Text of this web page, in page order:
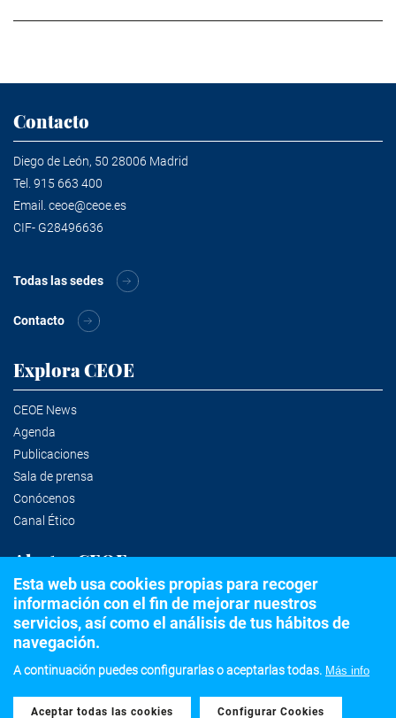
Contacto
Diego de León, 50 28006 Madrid
Tel. 915 663 400
Email. ceoe@ceoe.es
CIF- G28496636
Todas las sedes
Contacto
Explora CEOE
CEOE News
Agenda
Publicaciones
Sala de prensa
Conócenos
Canal Ético
Alertas CEOE
Suscríbete a la newsletter
©2020 Confederación Española de Organizaciones Empresariales
Esta web usa cookies propias para recoger
información con el fin de mejorar nuestros
servicios, así como el análisis de tus hábitos de
navegación.
A continuación puedes configurarlas o aceptarlas todas. Más info
Aceptar todas las cookies
Withdraw consent